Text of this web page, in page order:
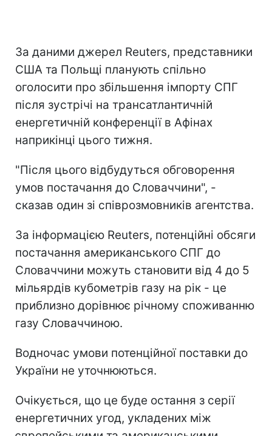
За даними джерел Reuters, представники
США та Польщі планують спільно
оголосити про збільшення імпорту СПГ
після зустрічі на трансатлантичній
енергетичній конференції в Афінах
наприкінці цього тижня.
"Після цього відбудуться обговорення
умов постачання до Словаччини", -
сказав один зі співрозмовників агентства.
За інформацією Reuters, потенційні обсяги
постачання американського СПГ до
Словаччини можуть становити від 4 до 5
мільярдів кубометрів газу на рік - це
приблизно дорівнює річному споживанню
газу Словаччиною.
Водночас умови потенційної поставки до
України не уточнюються.
Очікується, що це буде остання з серії
енергетичних угод, укладених між